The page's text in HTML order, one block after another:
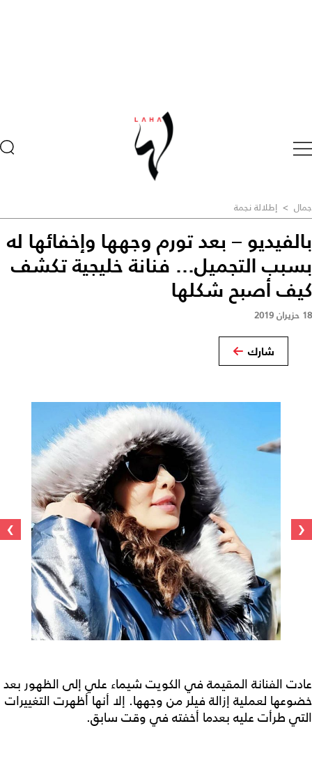
جمال > إطلالة نجمة
بالفيديو – بعد تورم وجهها وإخفائها له
بسبب التجميل... فنانة خليجية تكشف
كيف أصبح شكلها
18 حزيران 2019
شارك
‹
›
عادت الفنانة المقيمة في الكويت شيماء علي إلى الظهور بعد
خضوعها لعملية إزالة فيلر من وجهها. إلا أنها أظهرت التغييرات
التي طرأت عليه بعدما أخفته في وقت سابق.